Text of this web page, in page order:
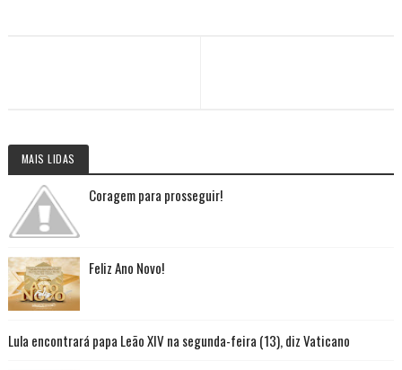
MAIS LIDAS
Coragem para prosseguir!
Feliz Ano Novo!
Lula encontrará papa Leão XIV na segunda-feira (13), diz Vaticano